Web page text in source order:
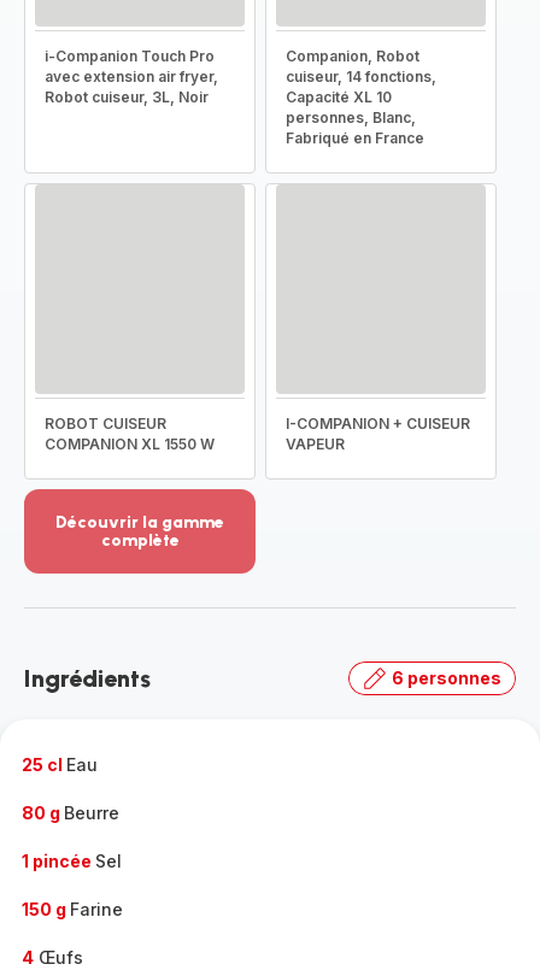
i-Companion Touch Pro
avec extension air fryer,
Robot cuiseur, 3L, Noir
Companion, Robot
cuiseur, 14 fonctions,
Capacité XL 10
personnes, Blanc,
Fabriqué en France
ROBOT CUISEUR
COMPANION XL 1550 W
I-COMPANION + CUISEUR
VAPEUR
Découvrir la gamme
complète
-
gamme
Ingrédients 6 personnes
25 cl Eau
80 g Beurre
1 pincée Sel
150 g Farine
4 Œufs